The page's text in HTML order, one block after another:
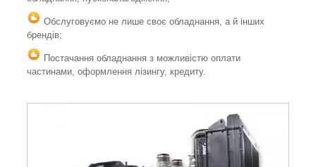
Обслуговуємо не лише своє обладнання, а й інших
брендів;
Постачання обладнання з можливістю оплати
частинами, оформлення лізингу, кредиту.